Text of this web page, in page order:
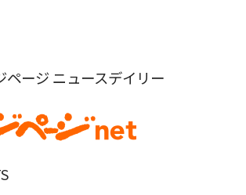
ページ ニュースデイリー